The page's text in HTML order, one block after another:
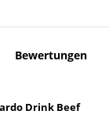
Bewertungen
Drink Beef